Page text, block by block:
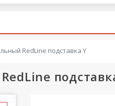
RedLine подставка Y